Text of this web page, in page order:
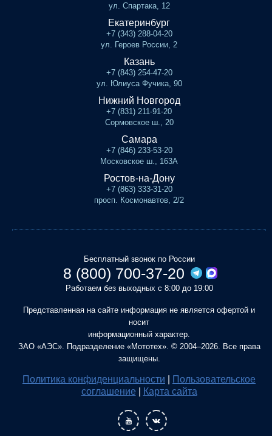
ул. Спартака, 12
Екатеринбург
+7 (343) 288-04-20
ул. Героев России, 2
Казань
+7 (843) 254-47-20
ул. Юлиуса Фучика, 90
Нижний Новгород
+7 (831) 211-91-20
Сормовское ш., 20
Самара
+7 (846) 233-53-20
Московское ш., 163А
Ростов-на-Дону
+7 (863) 333-31-20
просп. Космонавтов, 2/2
Бесплатный звонок по России
8 (800) 700-37-20
Работаем без выходных с 8:00 до 19:00
Представленная на сайте информация не является офертой и
носит
информационный характер.
ЗАО «АЭС». Подразделение «Мототех». © 2004–2026. Все права
защищены.
Политика конфиденциальности
Пользовательское
соглашение
Карта сайта